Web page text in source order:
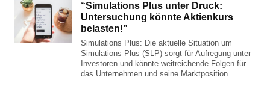
“Simulations Plus unter Druck:
Untersuchung könnte Aktienkurs
belasten!”
Simulations Plus: Die aktuelle Situation um
Simulations Plus (SLP) sorgt für Aufregung unter
Investoren und könnte weitreichende Folgen für
das Unternehmen und seine Marktposition …